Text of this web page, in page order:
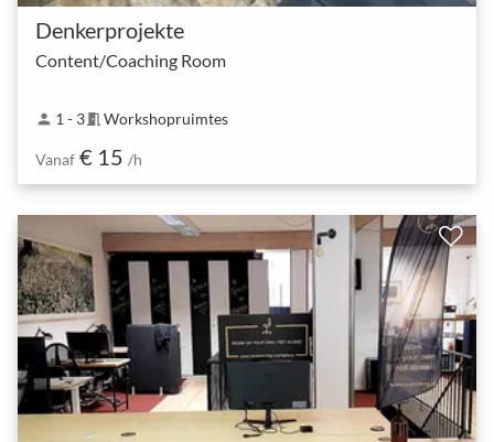
Denkerprojekte
Content/Coaching Room
person 1 - 3meeting_room Workshopruimtes
Vanaf € 15 /h